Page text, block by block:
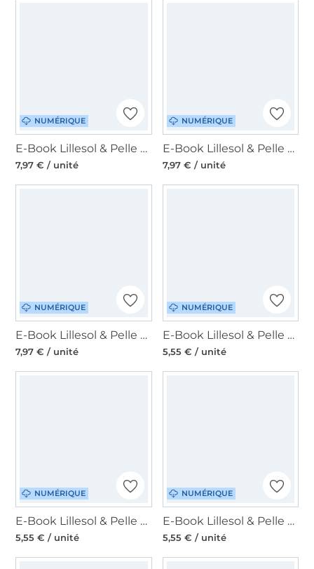
NUMÉRIQUE
E-Book Lillesol & Pelle Shirt mit Knopfleiste Damen, en allemand
7,97 € / unité
NUMÉRIQUE
E-Book Lillesol & Pelle Frühlings-Cardigan Damen, allemand
7,97 € / unité
NUMÉRIQUE
E-Book Lillesol & Pelle Olivia Bluse Damen, allemand
7,97 € / unité
NUMÉRIQUE
E-Book Lillesol & Pelle Reise-Etui Viaje, en allemand
5,55 € / unité
NUMÉRIQUE
E-Book Lillesol & Pelle Shoppingtasche Lilia, en allemand
5,55 € / unité
NUMÉRIQUE
E-Book Lillesol & Pelle Wickeltasche Willow, en allemand
5,55 € / unité